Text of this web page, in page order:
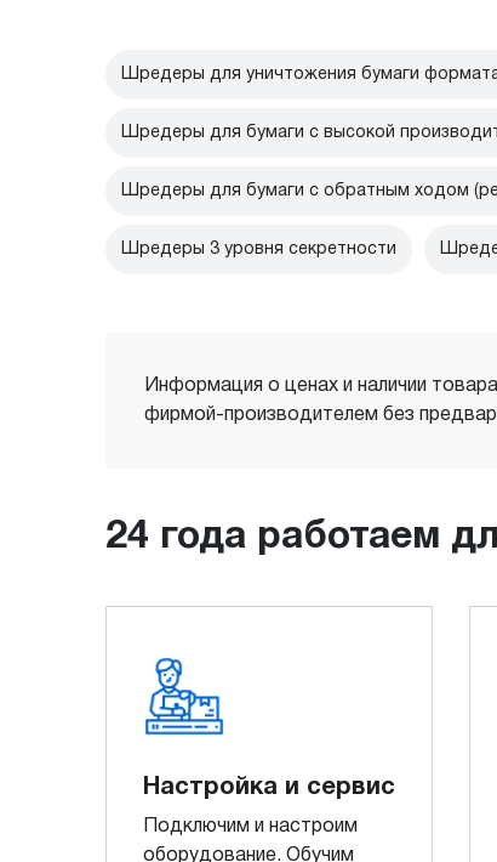
Шредеры для уничтожения бумаги
Шредеры для бумаги с высокой
Шредеры для бумаги с обратным ходом
Шредеры 3 уровня секретности
Информация о ценах и наличии
фирмой-производителем без
24 года работаем
Настройка и сервис
Подключим и настроим
оборудование. Обучим